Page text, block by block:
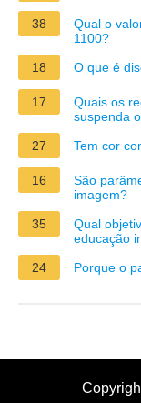
38
Qual o
1100?
18
O que é
17
Quais os
suspenda
27
Tem cor
16
São
imagem?
35
Qual
educação
24
Porque o